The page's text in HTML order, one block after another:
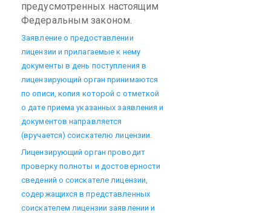
предусмотренных настоящим
Федеральным законом.
Заявление о предоставлении
лицензии и прилагаемые к нему
документы в день поступления в
лицензирующий орган принимаются
по описи, копия которой с отметкой
о дате приема указанных заявления и
документов направляется
(вручается) соискателю лицензии.
Лицензирующий орган проводит
проверку полноты и достоверности
сведений о соискателе лицензии,
содержащихся в представленных
соискателем лицензии заявлении и